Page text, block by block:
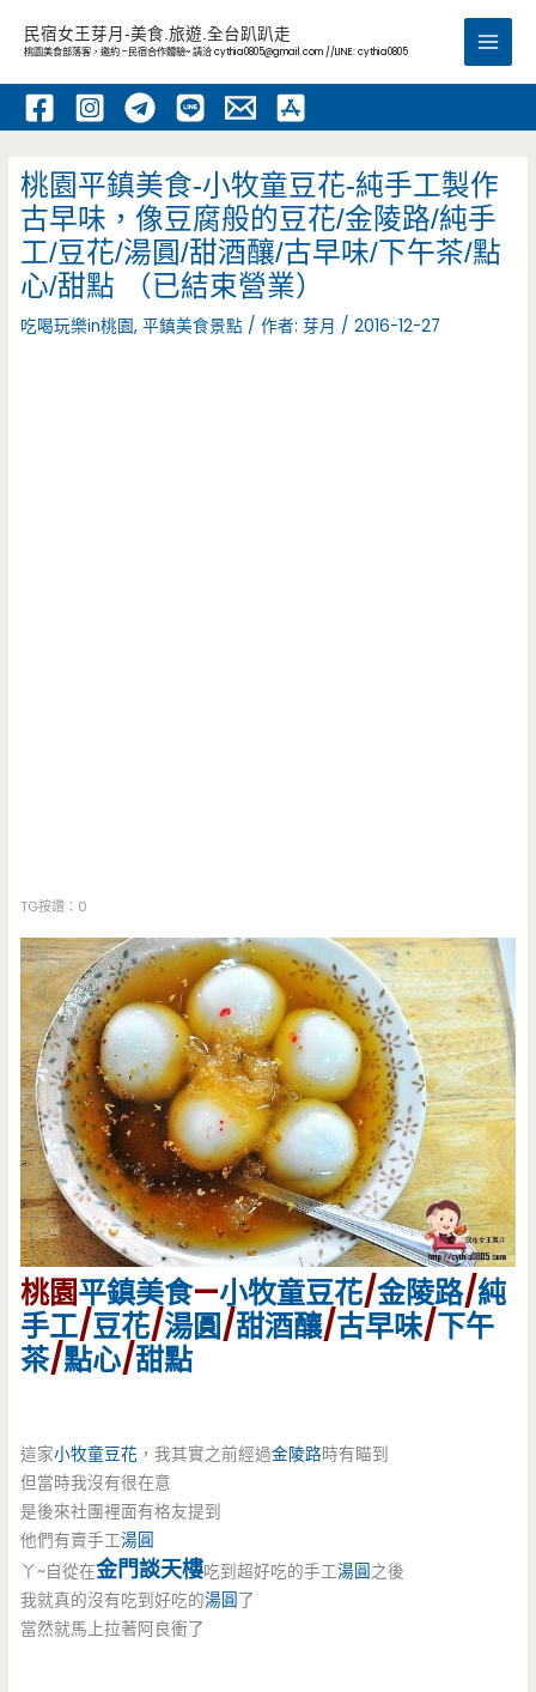
內
民宿女王芽月-美食.旅遊.全台趴趴走
桃園美食部落客，邀約 -民宿合作體驗~ 請洽cythia0805@gmail.com //LINE: cythia0805
Main
桃園平鎮美食-小牧童豆花-純手工製作
古早味，像豆腐般的豆花/金陵路/純手
工/豆花/湯圓/甜酒釀/古早味/下午茶/點
心/甜點 （已結束營業）
吃喝玩樂in桃園,平鎮美食景點 / 作者:芽月 /2016-12-27
TG按讚：0
桃園平鎮美食—小牧童豆花/金陵路/純
手工/豆花/湯圓/甜酒釀/古早味/下午
茶/點心/甜點
這家小牧童豆花 ，我其實之前經過金陵路時有瞄到
但當時我沒有很在意
是後來社團裡面有格友提到
他們有賣手工湯圓
丫~自從在金門談天樓吃到超好吃的手工湯圓之後
我就真的沒有吃到好吃的湯圓了
當然就馬上拉著阿良衝了